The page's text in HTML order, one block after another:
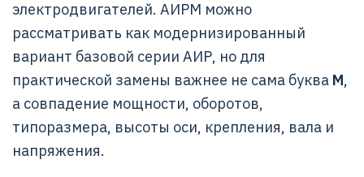
электродвигателей. АИРМ можно
рассматривать как модернизированный
вариант базовой серии АИР, но для
практической замены важнее не сама буква М,
а совпадение мощности, оборотов,
типоразмера, высоты оси, крепления, вала и
напряжения.